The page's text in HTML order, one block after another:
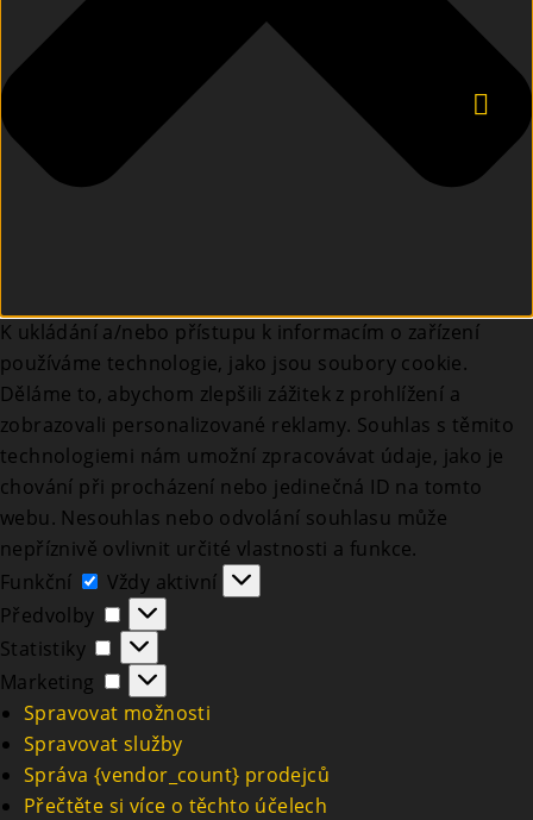
K ukládání a/nebo přístupu k informacím o zařízení
používáme technologie, jako jsou soubory cookie.
Děláme to, abychom zlepšili zážitek z prohlížení a
zobrazovali personalizované reklamy. Souhlas s těmito
technologiemi nám umožní zpracovávat údaje, jako je
chování při procházení nebo jedinečná ID na tomto
webu. Nesouhlas nebo odvolání souhlasu může
nepříznivě ovlivnit určité vlastnosti a funkce.
Funkční
Funkční
Vždy aktivní
Předvolby
Předvolby
Statistiky
Statistiky
Marketing
Marketing
Spravovat možnosti
Spravovat služby
Správa {vendor_count} prodejců
Přečtěte si více o těchto účelech